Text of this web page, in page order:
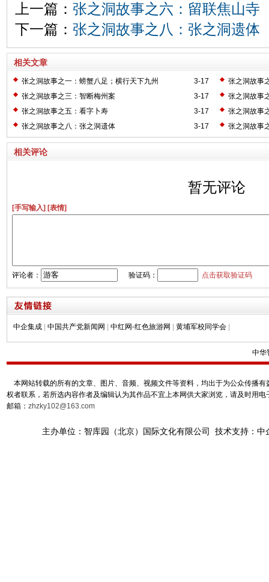
上一篇： 张之洞故事之六：留联焦山寺
下一篇： 张之洞故事之八：张之洞遗体
相关文章
3-17
张之洞故事之一：螃蟹八足；横行天下九州
张之洞故事
3-17
张之洞故事之三：智断梅州案
张之洞故事
3-17
张之洞故事之五：看字卜寿
张之洞故事
3-17
张之洞故事之八：张之洞遗体 张之洞故事
相关评论
暂无评论
[手写输入] [表情]
评论者： 验证码： 点击获取验证码
中企集成 中国共产党新闻网 中红网-红色旅游网 黄埔军校同学会
中华
本网站转载的所有的文章、图片、音频、视频文件等资料，均出于为公众传播
权者联系，若所选内容作者及编辑认为其作品不宜上本网供大家浏览，请及时用
邮箱： zhzky102@163.com
主办单位：智库园（北京）国际文化有限公司 技术支持：